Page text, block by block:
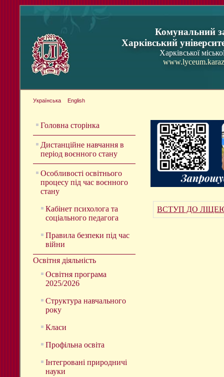
Комунальний
Харківський
Харківської
Українська English
Головна сторінка
Дистанційне навчання в
період воєнного стану
Особливості освітнього
процесу під час воєнного
стану
Кабінет психолога та
соціального педагога
Правила безпеки під час
війни
Освітня діяльність
Освітня програма
2025/2026
Структура навчального
року
Класи
Профільна освіта
Інтегровані природничі
науки
ВСТУП ДО